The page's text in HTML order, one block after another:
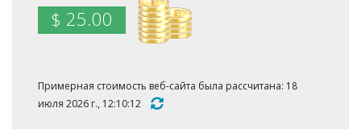
$ 25.00
Примерная стоимость веб-сайта была рассчитана: 18
июля 2026 г., 12:10:12